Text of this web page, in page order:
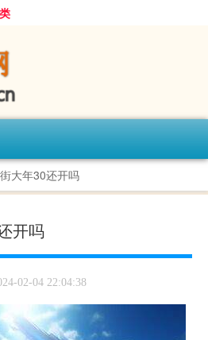
大年30还开吗
开吗
02-04 22:04:38